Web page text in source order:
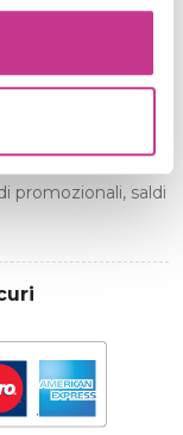
a 39€
promozionali, saldi